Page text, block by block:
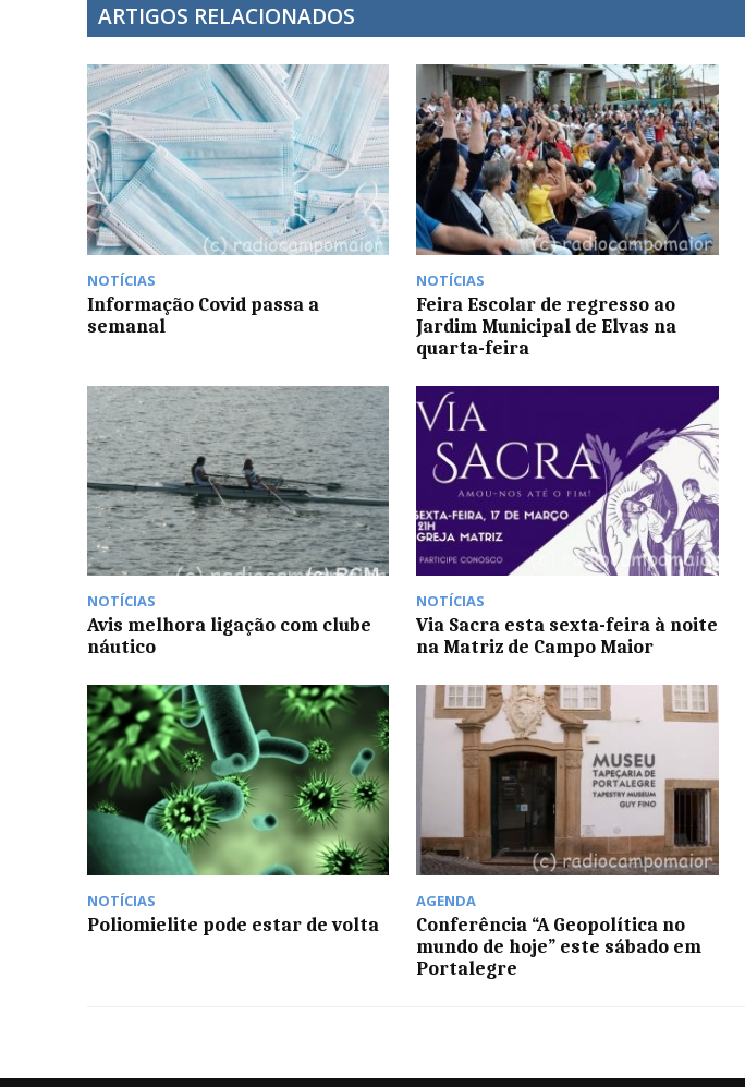
ARTIGOS RELACIONADOS
NOTÍCIAS
Informação Covid passa a
semanal
NOTÍCIAS
Feira Escolar de regresso ao
Jardim Municipal de Elvas na
quarta-feira
NOTÍCIAS
Avis melhora ligação com clube
náutico
NOTÍCIAS
Via Sacra esta sexta-feira à noite
na Matriz de Campo Maior
NOTÍCIAS
Poliomielite pode estar de volta
AGENDA
Conferência “A Geopolítica no
mundo de hoje” este sábado em
Portalegre